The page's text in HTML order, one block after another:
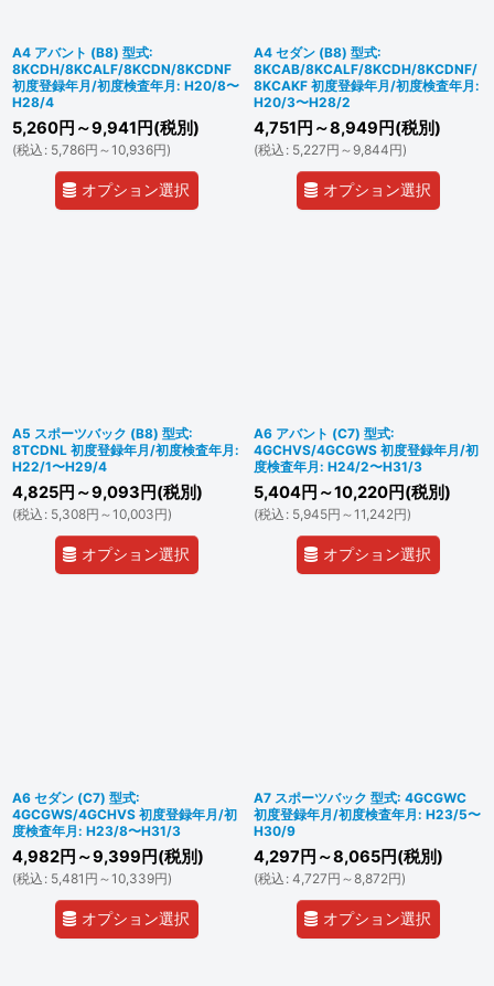
A4 アバント (B8) 型式:
8KCDH/8KCALF/8KCDN/8KCDNF
初度登録年月/初度検査年月: H20/8〜
H28/4
5,260円 ～9,941 円(税別)
(税込 : 5,786円 ～10,936円)
オプション選択
A4 セダン (B8) 型式:
8KCAB/8KCALF/8KCDH/8KCDNF/
8KCAKF 初度登録年月/初度検査年月:
H20/3〜H28/2
4,751 円 ～8,949 円(税別)
(税込 : 5,227円 ～9,844円)
オプション選択
A5 スポーツバック (B8) 型式:
8TCDNL 初度登録年月/初度検査年月:
H22/1〜H29/4
4,825円 ～9,093 円(税別)
(税込 : 5,308円 ～10,003円)
オプション選択
A6 アバント (C7) 型式:
4GCHVS/4GCGWS 初度登録年月/初
度検査年月: H24/2〜H31/3
5,404円 ～10,220円(税別)
(税込 : 5,945円 ～11,242円)
オプション選択
A6 セダン (C7) 型式:
4GCGWS/4GCHVS 初度登録年月/初
度検査年月: H23/8〜H31/3
4,982円 ～9,399 円(税別)
(税込 : 5,481 円 ～10,339円)
オプション選択
A7 スポーツバック 型式: 4GCGWC
初度登録年月/初度検査年月: H23/5〜
H30/9
4,297 円 ～8,065円(税別)
(税込 : 4,727円 ～8,872円)
オプション選択